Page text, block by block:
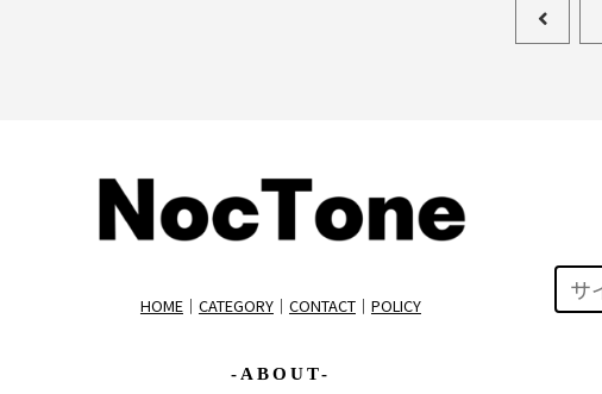
HOME｜ CATEGORY｜ CONTACT｜ POLICY
-ABOUT-